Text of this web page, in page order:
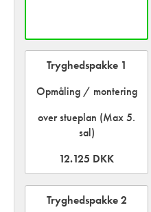
Tryghedspakke 1
Opmåling / montering
over stueplan (Max 5.
sal)
12.125 DKK
Tryghedspakke 2